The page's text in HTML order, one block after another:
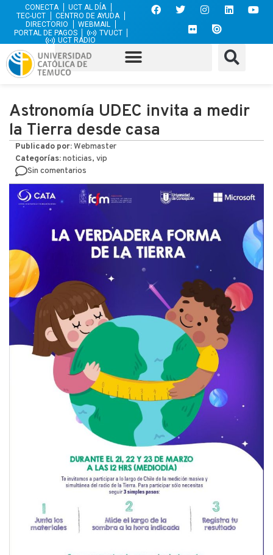
CONECTA
UCT AL DÍA
TEC-UCT
CENTRO DE AYUDA
DIRECTORIO
WEBMAIL
PORTAL DE PAGOS
TVUCT
UCT RADIO
Astronomía UDEC invita a medir
la Tierra desde casa
Publicado por:Webmaster
Categorías:noticias, vip
Sin comentarios